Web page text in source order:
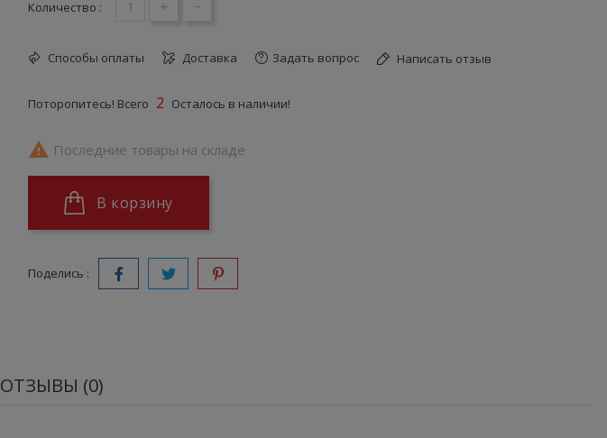
Количество : + -
Способы оплаты Доставка Задать вопрос Написать отзыв
Поторопитесь! Всего 2 Осталось в наличии!
 Последние товары на складе
В корзину
Поделись :
ОТЗЫВЫ (0)